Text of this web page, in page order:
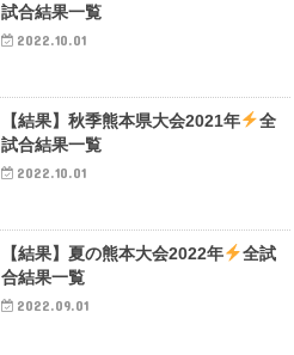
試合結果一覧
2022.10.01
【結果】秋季熊本県大会2021年
全
試合結果一覧
2022.10.01
【結果】夏の熊本大会2022年
全試
合結果一覧
2022.09.01